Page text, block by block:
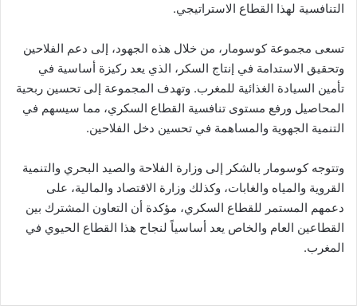
التنافسية لهذا القطاع الاستراتيجي.
تسعى مجموعة كوسومار، من خلال هذه الجهود، إلى دعم الفلاحين
وتحقيق الاستدامة في إنتاج السكر، الذي يعد ركيزة أساسية في
تأمين السيادة الغذائية للمغرب. وتهدف المجموعة إلى تحسين ربحية
المحاصيل ورفع مستوى تنافسية القطاع السكري، مما سيسهم في
التنمية الجهوية والمساهمة في تحسين دخل الفلاحين.
وتتوجه كوسومار بالشكر إلى وزارة الفلاحة والصيد البحري والتنمية
القروية والمياه والغابات، وكذلك وزارة الاقتصاد والمالية، على
دعمهم المستمر للقطاع السكري، مؤكدة أن التعاون المشترك بين
القطاعين العام والخاص يعد أساسياً لنجاح هذا القطاع الحيوي في
المغرب.